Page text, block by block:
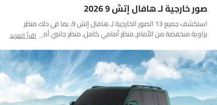
صور خارجية لـ هافال إتش 9 2026
استكشف جميع 13 الصور الخارجية لـ هافال إتش 9، بما في ذلك منظر
بزاوية منخفضة من الأمام, منظر أمامي كامل, منظر جانبي أمامي, منظر
فتحة السقف/القمرية, عجلة, مصباح الضباب الأمامي, قضبان السقف,
منظر الشبك الأمامي, مرآة السائق الخلفية زاوية
اقرأ المزيد